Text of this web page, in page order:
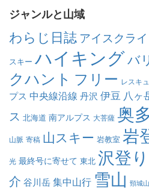
ジャンルと山域
わらじ日誌 アイスクラ
スキー ハイキングバ
クハント フリー レスキ
プス 中央線沿線 丹沢 伊豆 八ヶ
ス 北海道 南アルプス 大菩薩 奥
山脈 寄稿 山スキー 岩教室 岩
光 最終号に寄せて 東北 沢登り
介 谷川岳集中山行 雪山 頸城